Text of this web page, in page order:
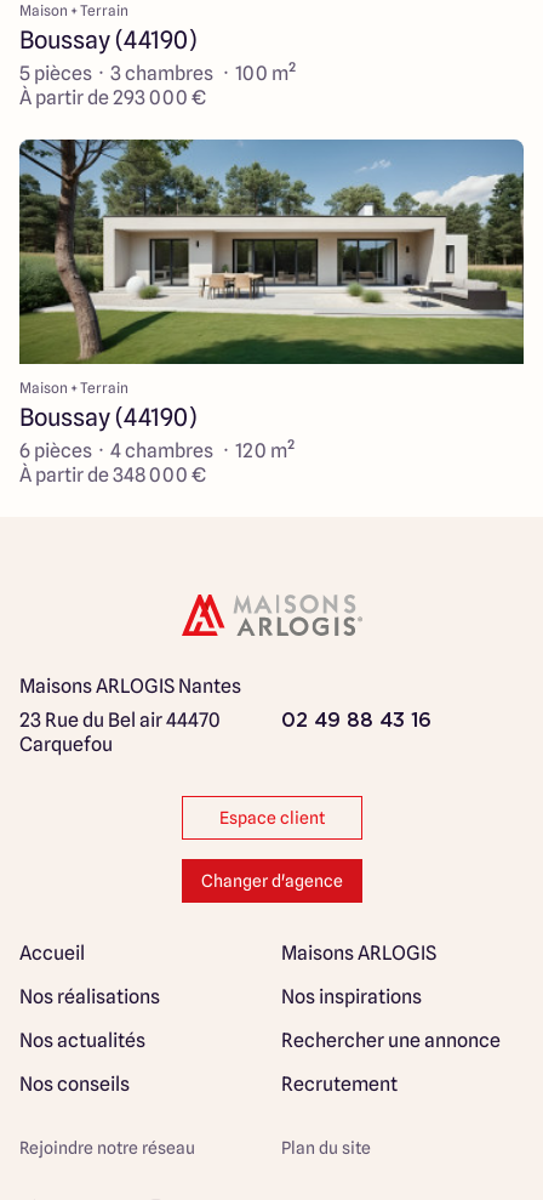
Maison + Terrain
Boussay (44190)
5 pièces · 3 chambres · 100 m²
À partir de 293 000 €
Maison + Terrain
Boussay (44190)
6 pièces · 4 chambres · 120 m²
À partir de 348 000 €
Maisons ARLOGIS Nantes
23 Rue du Bel air44470
Carquefou
02 49 88 43 16
Espace client
Changer d'agence
Accueil
Maisons ARLOGIS
Nos réalisations
Nos inspirations
Nos actualités
Rechercher une annonce
Nos conseils
Recrutement
Rejoindre notre réseau Plan du site